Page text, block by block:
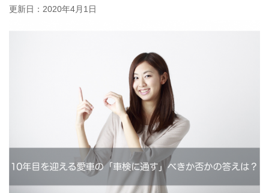
更新日： 2020年4月1日